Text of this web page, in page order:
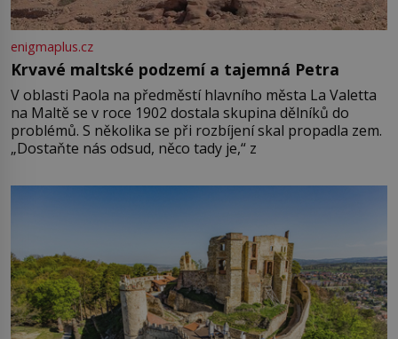
enigmaplus.cz
Krvavé maltské podzemí a tajemná Petra
V oblasti Paola na předměstí hlavního města La Valetta
na Maltě se v roce 1902 dostala skupina dělníků do
problémů. S několika se při rozbíjení skal propadla zem.
„Dostaňte nás odsud, něco tady je,“ z